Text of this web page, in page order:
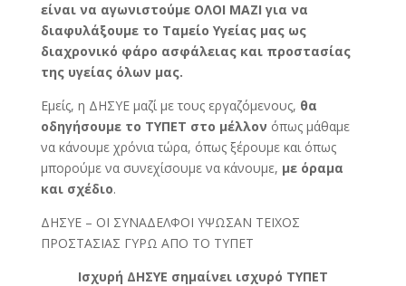
είναι να αγωνιστούμε ΟΛΟΙ ΜΑΖΙ για να
διαφυλάξουμε το Ταμείο Υγείας μας ως
διαχρονικό φάρο ασφάλειας και προστασίας
της υγείας όλων μας.
Εμείς, η ΔΗΣΥΕ μαζί με τους εργαζόμενους, θα
οδηγήσουμε το ΤΥΠΕΤ στο μέλλον όπως μάθαμε
να κάνουμε χρόνια τώρα, όπως ξέρουμε και όπως
μπορούμε να συνεχίσουμε να κάνουμε, με όραμα
και σχέδιο.
ΔΗΣΥΕ – ΟΙ ΣΥΝΑΔΕΛΦΟΙ ΥΨΩΣΑΝ ΤΕΙΧΟΣ
ΠΡΟΣΤΑΣΙΑΣ ΓΥΡΩ ΑΠΟ ΤΟ ΤΥΠΕΤ
Ισχυρή ΔΗΣΥΕ σημαίνει ισχυρό ΤΥΠΕΤ